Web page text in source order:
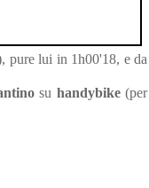
pure lui in 1h00'18, e da
su handybike(per